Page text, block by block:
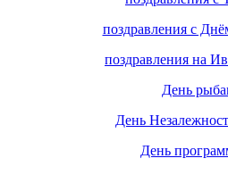
поздравления с
поздравления на
День
День
День